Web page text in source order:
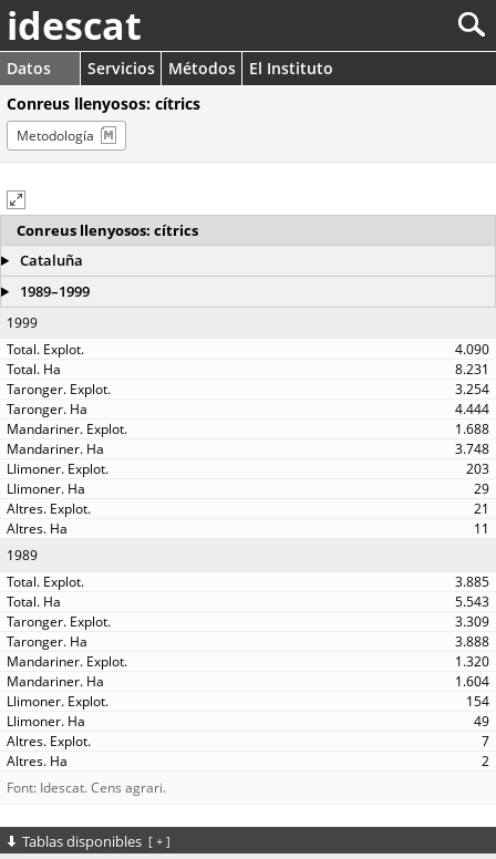
idescat
Datos Servicios Métodos
El Instituto
Conreus llenyosos: cítrics
Metodología
Conreus llenyosos: cítrics
Cataluña
1989–1999
1999
4.090
8.231
3.254
4.444
1.688
3.748
203
29
21
11
1989
3.885
5.543
3.309
3.888
1.320
1.604
154
49
7
2
Font: Idescat. Cens agrari.
Tablas disponibles [ + ]